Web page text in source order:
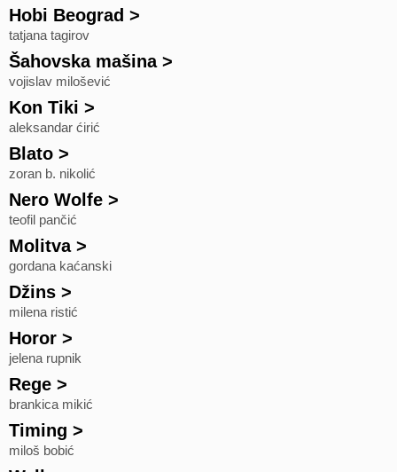
Hobi Beograd >
tatjana tagirov
Šahovska mašina>
vojislav milošević
Kon Tiki >
aleksandar ćirić
Blato >
zoran b. nikolić
Nero Wolfe >
teofil pančić
Molitva>
gordana kaćanski
Džins >
milena ristić
Horor >
jelena rupnik
Rege >
brankica mikić
Timing >
miloš bobić